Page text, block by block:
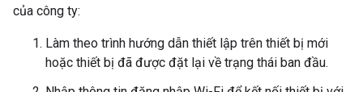
của công ty:
Làm theo trình hướng dẫn thiết lập trên thiết bị mới
hoặc thiết bị đã được đặt lại về trạng thái ban đầu.